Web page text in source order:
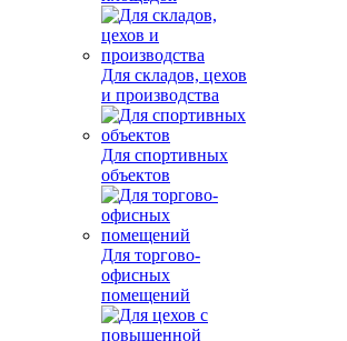
Для складов, цехов
и производства
Для спортивных
объектов
Для торгово-
офисных
помещений